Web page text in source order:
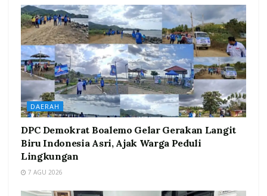
DAERAH
DPC Demokrat Boalemo Gelar Gerakan Langit
Biru Indonesia Asri, Ajak Warga Peduli
Lingkungan
7 AGU 2026